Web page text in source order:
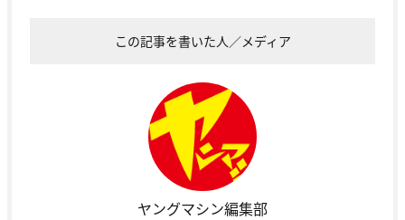
この記事を書いた人／メディア
ヤングマシン編集部